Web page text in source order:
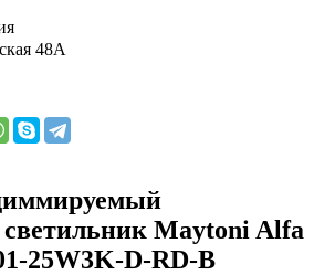
48А
Maytoni Alfa
25W3K-D-RD-B